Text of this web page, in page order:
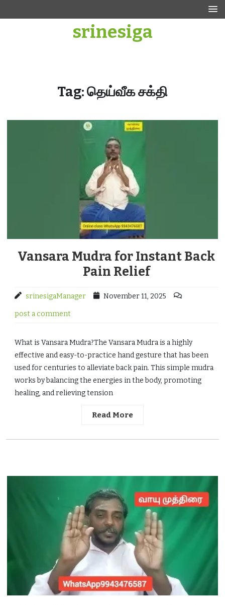
srinesiga
Tag:தெய்வீக சக்தி
Vansara Mudra for Instant Back
Pain Relief
srinesigaManager November 11, 2025
post a comment
What is Vansara Mudra?The Vansara Mudra is a highly
effective and easy-to-practice hand gesture that has been
used for centuries to alleviate back pain. This simple mudra
works by balancing the energies in the body, promoting
healing, and relieving tension
Read More